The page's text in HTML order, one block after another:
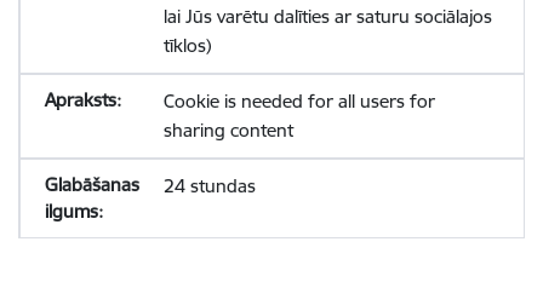
lai Jūs varētu dalīties ar saturu sociālajos
tīklos)
Cookie is needed for all users for
sharing content
24 stundas